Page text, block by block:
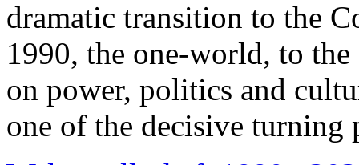
dramatic transition to the
1990, the one-world, to the
on power, politics and
one of the decisive turning